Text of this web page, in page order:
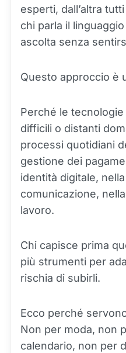
esperti, dall’altra
chi parla il
ascolta senza
Questo approccio è
Perché le
difficili o distanti
processi quotidiani
gestione dei
identità digitale,
comunicazione,
lavoro.
Chi capisce prima
più strumenti per
rischia di subirli.
Ecco perché
Non per moda, non
calendario, non per